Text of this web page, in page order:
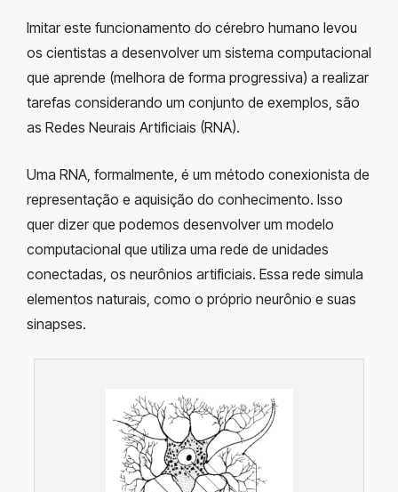
Imitar este funcionamento do cérebro humano levou
os cientistas a desenvolver um sistema computacional
que aprende (melhora de forma progressiva) a realizar
tarefas considerando um conjunto de exemplos, são
as Redes Neurais Artificiais (RNA).
Uma RNA, formalmente, é um método conexionista de
representação e aquisição do conhecimento. Isso
quer dizer que podemos desenvolver um modelo
computacional que utiliza uma rede de unidades
conectadas, os neurônios artificiais. Essa rede simula
elementos naturais, como o próprio neurônio e suas
sinapses.